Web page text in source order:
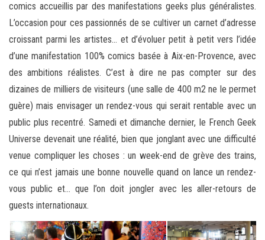
comics accueillis par des manifestations geeks plus généralistes.
L’occasion pour ces passionnés de se cultiver un carnet d’adresse
croissant parmi les artistes… et d’évoluer petit à petit vers l’idée
d’une manifestation 100% comics basée à Aix-en-Provence, avec
des ambitions réalistes. C’est à dire ne pas compter sur des
dizaines de milliers de visiteurs (une salle de 400 m2 ne le permet
guère) mais envisager un rendez-vous qui serait rentable avec un
public plus recentré. Samedi et dimanche dernier, le French Geek
Universe devenait une réalité, bien que jonglant avec une difficulté
venue compliquer les choses : un week-end de grève des trains,
ce qui n’est jamais une bonne nouvelle quand on lance un rendez-
vous public et… que l’on doit jongler avec les aller-retours de
guests internationaux.